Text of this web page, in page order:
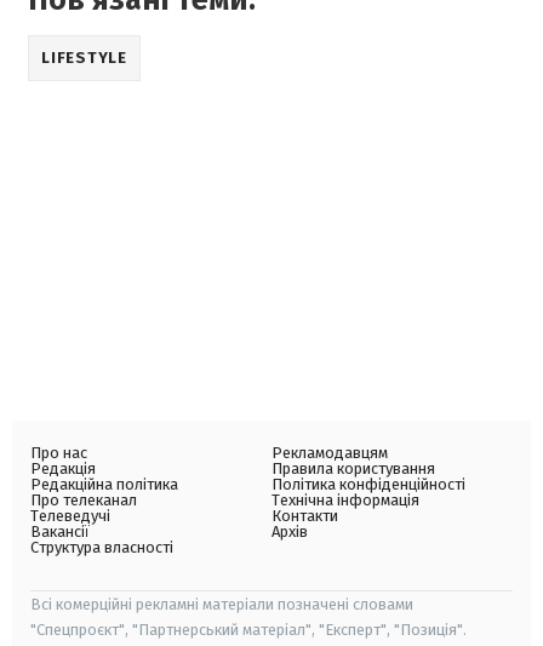
LIFESTYLE
Про нас
Редакція
Редакційна політика
Про телеканал
Телеведучі
Вакансії
Структура власності
Рекламодавцям
Правила користування
Політика конфіденційності
Технічна інформація
Контакти
Архів
Всі комерційні рекламні матеріали позначені словами
"Спецпроєкт", "Партнерський матеріал", "Експерт", "Позиція".